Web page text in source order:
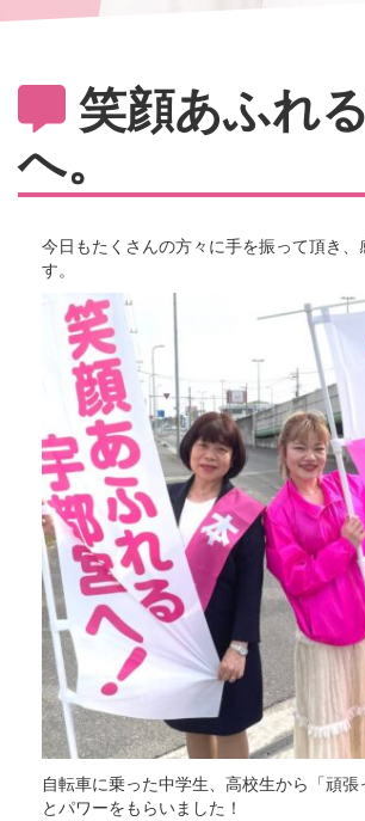
笑顔あふれ
へ。
今日もたくさんの方々に手を振って頂き
す。
自転車に乗った中学生、高校生から「頑張
とパワーをもらいました！